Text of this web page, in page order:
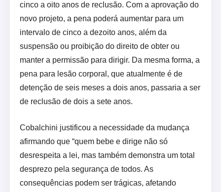
cinco a oito anos de reclusão. Com a aprovação do
novo projeto, a pena poderá aumentar para um
intervalo de cinco a dezoito anos, além da
suspensão ou proibição do direito de obter ou
manter a permissão para dirigir. Da mesma forma, a
pena para lesão corporal, que atualmente é de
detenção de seis meses a dois anos, passaria a ser
de reclusão de dois a sete anos.
Cobalchini justificou a necessidade da mudança
afirmando que “quem bebe e dirige não só
desrespeita a lei, mas também demonstra um total
desprezo pela segurança de todos. As
consequências podem ser trágicas, afetando